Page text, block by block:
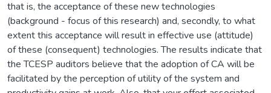
that is, the acceptance of these new technologies
(background - focus of this research) and, secondly, to what
extent this acceptance will result in effective use (attitude)
of these (consequent) technologies. The results indicate that
the TCESP auditors believe that the adoption of CA will be
facilitated by the perception of utility of the system and